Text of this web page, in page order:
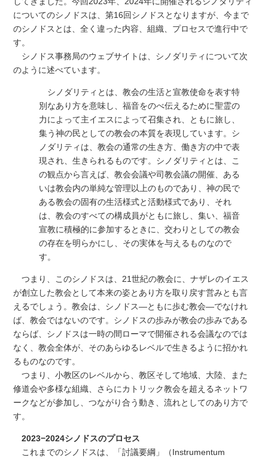
についてのシノドスは、第16回シノドスとなりますが、今まで
のシノドスとは、全く違った内容、組織、プロセスで進行中で
す。
シノドス事務局のウェブサイトは、シノダリティについて次
のように述べています。
シノダリティとは、教会の生活と宣教使命を表す特
別なあり方を意味し、福音をのべ伝えるために聖霊の
力によって主イエスによって召集され、ともに旅し、
集う神の民としての教会の本質を表現しています。シ
ノダリティは、教会の通常の生き方、働き方の中で表
現され、生きられるものです。シノダリティとは、こ
の観点から言えば、教会会議や司教会議の開催、ある
いは教会内の単純な管理以上のものであり、神の民で
ある教会の固有の生活様式と活動様式であり、それ
は、教会のすべての構成員がともに旅し、集い、福音
宣教に積極的に参加するときに、交わりとしての教会
の存在を明らかにし、その実体を与えるものなので
す。
つまり、このシノドスは、21世紀の教会に、ナザレのイエス
が創立した教会として本来の姿とあり方を取り戻す営みとも言
えるでしょう。教会は、シノドス―ともに歩む教会―でなけれ
ば、教会ではないのです。シノドスの歩みが教会の歩みである
ならば、シノドスは一時の間ローマで開催される会議なのでは
なく、教会全体が、そのあらゆるレベルで生きるように招かれ
るものなのです。
つまり、小教区のレベルから、教区そして地域、大陸、また
修道会や多様な組織、さらにカトリック教会を超えるネットワ
ークなどが参加し、つながり合う動き、流れとしてのあり方で
す。
2023−2024シノドスのプロセス
これまでのシノドスは、「討議要綱」（Instrumentum